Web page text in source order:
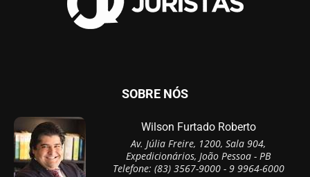
SOBRE NÓS
Wilson Furtado Roberto
Av. Júlia Freire, 1200, Sala 904,
Expedicionários, João Pessoa - PB
Telefone: (83) 3567-9000 - 9 9964-6000